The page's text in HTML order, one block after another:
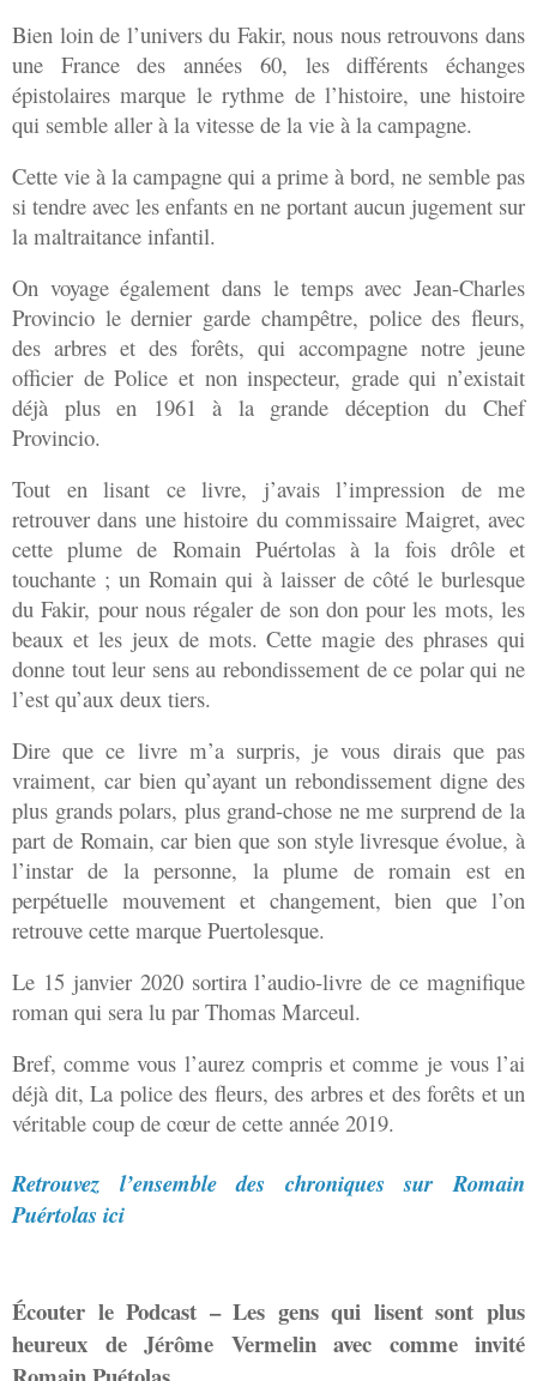
Bien loin de l’univers du Fakir, nous nous retrouvons dans
une France des années 60, les différents échanges
épistolaires marque le rythme de l’histoire, une histoire
qui semble aller à la vitesse de la vie à la campagne.
Cette vie à la campagne qui a prime à bord, ne semble pas
si tendre avec les enfants en ne portant aucun jugement sur
la maltraitance infantil.
On voyage également dans le temps avec Jean-Charles
Provincio le dernier garde champêtre, police des fleurs,
des arbres et des forêts, qui accompagne notre jeune
officier de Police et non inspecteur, grade qui n’existait
déjà plus en 1961 à la grande déception du Chef
Provincio.
Tout en lisant ce livre, j’avais l’impression de me
retrouver dans une histoire du commissaire Maigret, avec
cette plume de Romain Puértolas à la fois drôle et
touchante ; un Romain qui à laisser de côté le burlesque
du Fakir, pour nous régaler de son don pour les mots, les
beaux et les jeux de mots. Cette magie des phrases qui
donne tout leur sens au rebondissement de ce polar qui ne
l’est qu’aux deux tiers.
Dire que ce livre m’a surpris, je vous dirais que pas
vraiment, car bien qu’ayant un rebondissement digne des
plus grands polars, plus grand-chose ne me surprend de la
part de Romain, car bien que son style livresque évolue, à
l’instar de la personne, la plume de romain est en
perpétuelle mouvement et changement, bien que l’on
retrouve cette marque Puertolesque.
Le 15 janvier 2020 sortira l’audio-livre de ce magnifique
roman qui sera lu par Thomas Marceul.
Bref, comme vous l’aurez compris et comme je vous l’ai
déjà dit, La police des fleurs, des arbres et des forêts et un
véritable coup de cœur de cette année 2019.
Retrouvez l’ensemble des chroniques sur Romain
Puértolas ici
Écouter le Podcast – Les gens qui lisent sont plus
heureux de Jérôme Vermelin avec comme invité